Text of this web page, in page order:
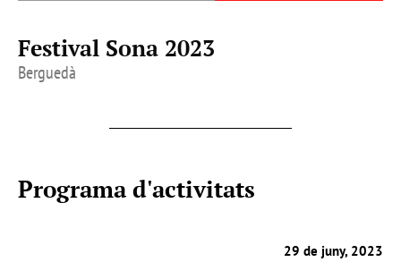
Festival Sona 2023
Berguedà
Programa d'activitats
29 de juny, 2023